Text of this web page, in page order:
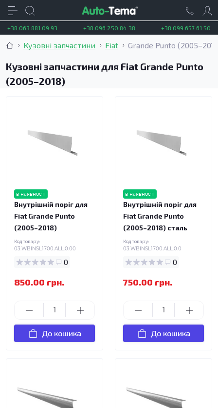
+38 063 881 09 93 +38 096 250 84 38 +38 099 657 61 50
Кузовні запчастини Fiat Grande Punto
Кузовні запчастини для Fiat Grande Punto
(2005–2018)
в наявності
Внутрішній поріг для
Fiat Grande Punto
(2005–2018)
Код товару:
03.WBINSL1700.ALL.0.00
0
850.00 грн.
До кошика
в наявності
Внутрішній поріг для
Fiat Grande Punto
(2005–2018) сталь
Код товару:
03.WBINSL1700.ALL.0.0
0
750.00 грн.
До кошика